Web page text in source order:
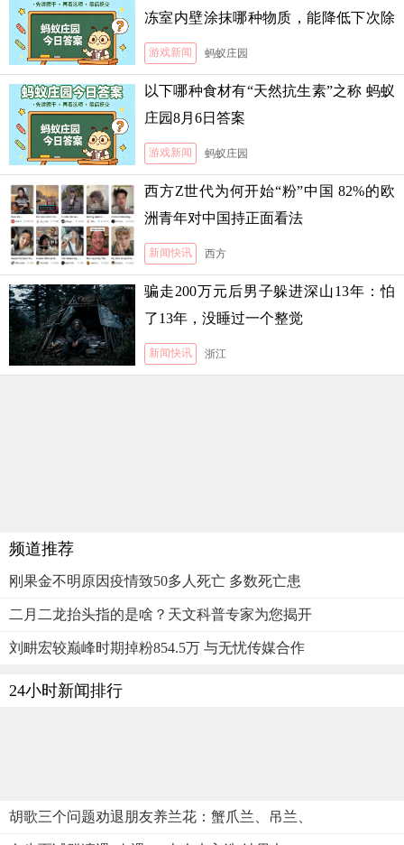
冻室内壁涂抹哪种物质，能降低下次除
霜的难度
游戏新闻 蚂蚁庄园
以下哪种食材有“天然抗生素”之称 蚂蚁
庄园8月6日答案
游戏新闻 蚂蚁庄园
西方Z世代为何开始“粉”中国 82%的欧
洲青年对中国持正面看法
新闻快讯 西方
骗走200万元后男子躲进深山13年：怕
了13年，没睡过一个整觉
新闻快讯 浙江
频道推荐
刚果金不明原因疫情致50多人死亡 多数死亡患
二月二龙抬头指的是啥？天文科普专家为您揭开
刘畊宏较巅峰时期掉粉854.5万 与无忧传媒合作
24小时新闻排行
胡歌三个问题劝退朋友养兰花：蟹爪兰、吊兰、